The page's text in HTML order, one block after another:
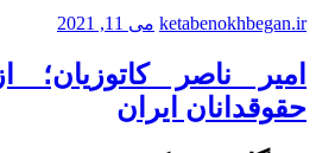
ketabenokhbegan.ir می 11, 2021
امیر ناصر
حقوقدانان ایران